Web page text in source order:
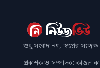
শুধু সংবাদ নয়, স্বপ্নের সঙ্গেও
প্রকাশক ও সম্পাদক: কাজল